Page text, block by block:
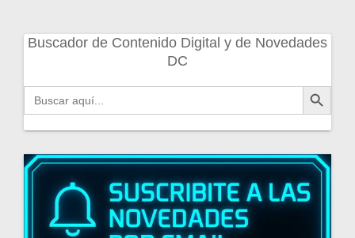
Buscador de Contenido Digital y de Novedades
DC
Buscar: Botón de búsqueda